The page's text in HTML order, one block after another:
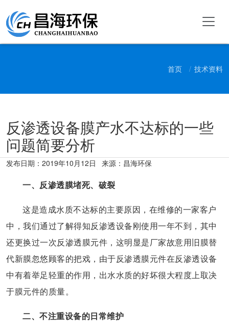
首页 技术资料
反渗透设备膜产水不达标的一些
问题简要分析
发布日期： 2019年10月12日 来源：昌海环保
一、反渗透膜堵死、破裂
这是造成水质不达标的主要原因，在维修的一家客户
中，我们通过了解得知反渗透设备刚使用一年不到，其中
还更换过一次反渗透膜元件，这明显是厂家故意用旧膜替
代新膜忽悠顾客的把戏，由于反渗透膜元件在反渗透设备
中有着举足轻重的作用，出水水质的好坏很大程度上取决
于膜元件的质量。
二、不注重设备的日常维护